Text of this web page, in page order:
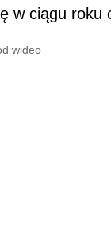
w ciągu roku
wideo